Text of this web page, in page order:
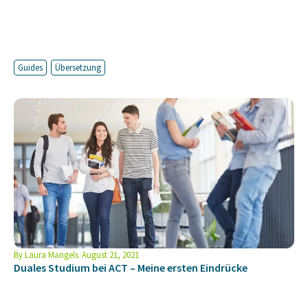
Guides Übersetzung
ByLaura Mangels August 21, 2021
Duales Studium bei ACT – Meine ersten Eindrücke